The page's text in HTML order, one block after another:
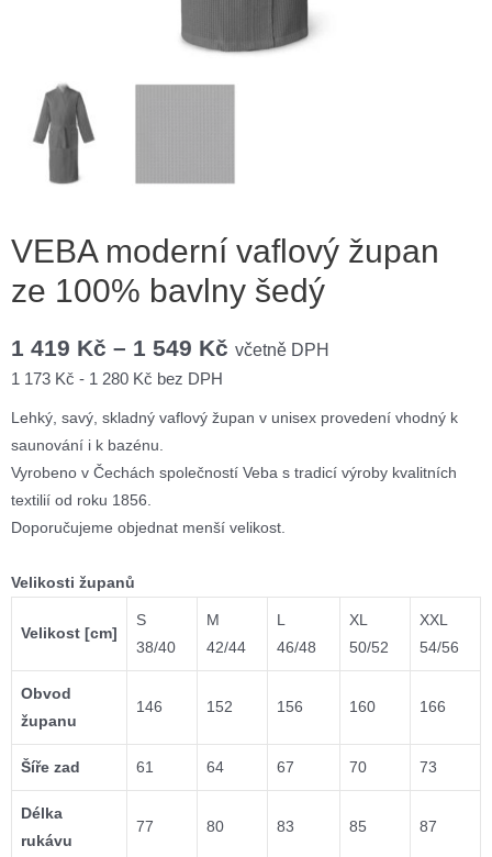
VEBA moderní vaflový župan
ze 100% bavlny šedý
1 419 Kč – 1 549 Kč včetně DPH
1 173 Kč - 1 280 Kč bez DPH
Lehký, savý, skladný vaflový župan v unisex provedení vhodný k
saunování i k bazénu.
Vyrobeno v Čechách společností Veba s tradicí výroby kvalitních
textilií od roku 1856.
Doporučujeme objednat menší velikost.
Velikosti županů
Velikost [cm]
S
38/40
M
42/44
L
46/48
XL
50/52
XXL
54/56
Obvod
županu
146 152 156 160 166
Šíře zad 61 64 67 70 73
Délka
rukávu
77 80 83 85 87